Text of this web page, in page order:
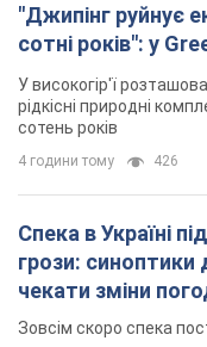
"Джипінг руйнує
сотні років": у
У високогір'ї
рідкісні природні
сотень років
4 години тому 426
Спека в Україні
грози: синоптики
чекати зміни
Зовсім скоро спека